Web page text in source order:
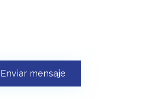
Enviar mensaje